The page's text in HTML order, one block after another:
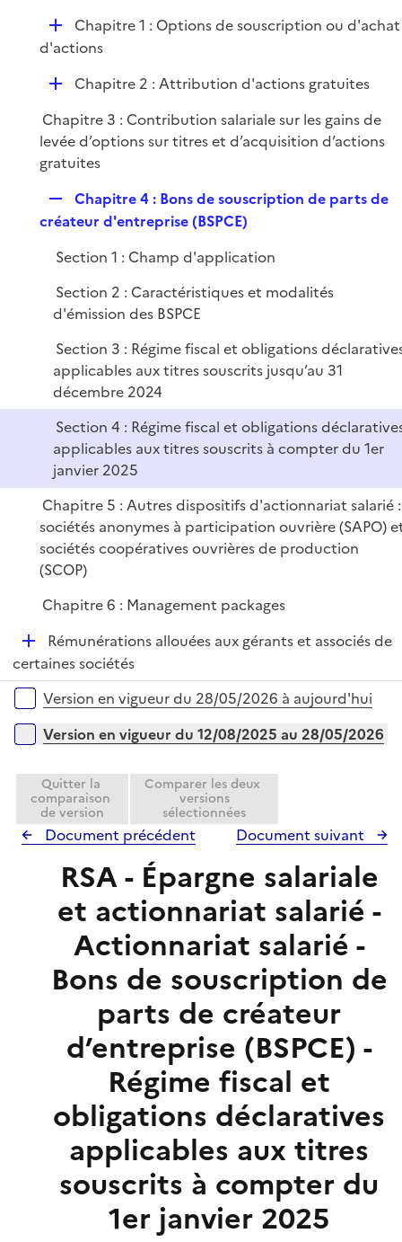
r
l
i
e
r
p
l
i
e
r
D
é
e
r
Chapitre 1 : Options de souscription ou d'achat
d'actions
D
p
l
i
Chapitre 2 : Attribution d'actions gratuites
Chapitre 3 : Contribution salariale sur les gains de
levée d’options sur titres et d’acquisition d’actions
gratuites
e
l
e
Chapitre 4 : Bons de souscription de parts de
créateur d'entreprise (BSPCE)
Section 1 : Champ d'application
Section 2 : Caractéristiques et modalités
d'émission des BSPCE
Section 3 : Régime fiscal et obligations
applicables aux titres souscrits jusqu’au 31
décembre 2024
Section 4 : Régime fiscal et obligations
applicables aux titres souscrits à compter du 1er
janvier 2025
Chapitre 5 : Autres dispositifs d'actionnariat salarié :
sociétés anonymes à participation ouvrière (SAPO)
sociétés coopératives ouvrières de production
(SCOP)
Chapitre 6 : Management packages
D
é
p
e
r
Rémunérations allouées aux gérants et associés de
certaines sociétés
Versions sur la période
Version en vigueur du 28/05/2026 à aujourd'hui
Version en vigueur du 12/08/2025 au 28/05/2026
Quitter la
comparaison
de version
Comparer les deux
versions
sélectionnées
Document précédent Document suivant
RSA - Épargne salariale
et actionnariat salarié -
Actionnariat salarié -
Bons de souscription de
parts de créateur
d’entreprise (BSPCE) -
Régime fiscal et
obligations déclaratives
applicables aux titres
souscrits à compter du
1er janvier 2025